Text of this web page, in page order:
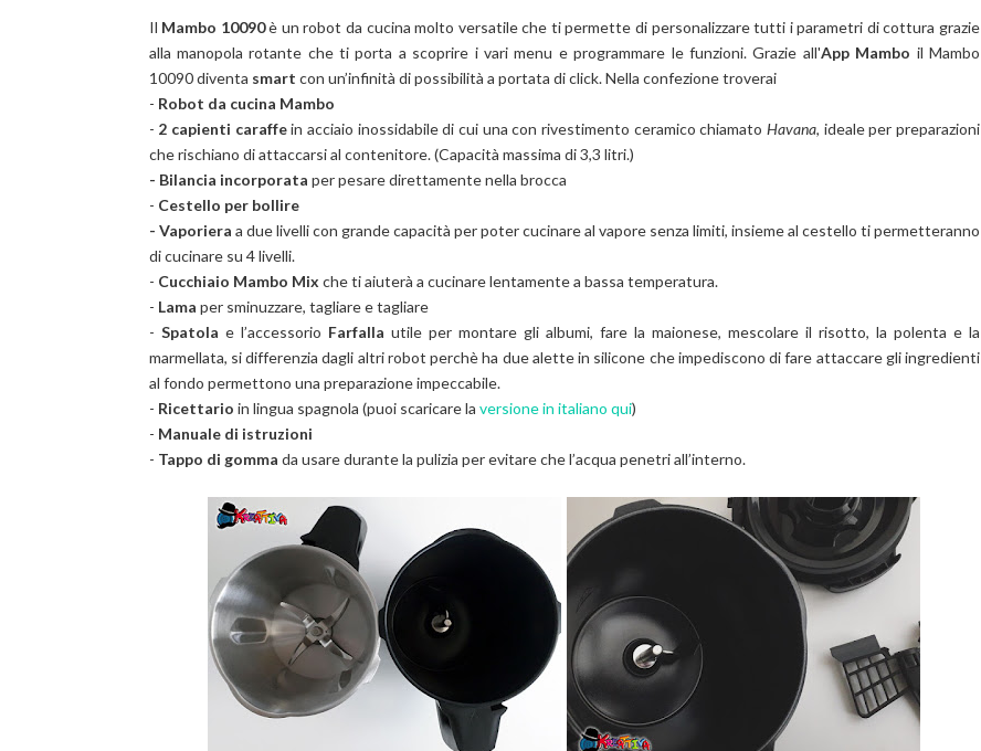
Il Mambo 10090è un robot da cucina molto versatile che ti permette di personalizzare tutti i parametri di cottura grazie
alla manopola rotante che ti porta a scoprire i vari menu e programmare le funzioni. Grazie all'App Mambo il Mambo
10090 diventa smart con un’infinità di possibilità a portata di click. Nella confezione troverai
- Robot da cucina Mambo
- 2 capienti caraffein acciaio inossidabile di cui una con rivestimento ceramico chiamato Havana, ideale per preparazioni
che rischiano di attaccarsi al contenitore. (Capacità massima di 3,3 litri.)
- Bilancia incorporata per pesare direttamente nella brocca
- Cestello per bollire
- Vaporiera a due livelli con grande capacità per poter cucinare al vapore senza limiti, insieme al cestello ti permetteranno
di cucinare su 4 livelli.
- Cucchiaio Mambo Mix che ti aiuterà a cucinare lentamente a bassa temperatura.
- Lama per sminuzzare, tagliare e tagliare
- Spatola e l’accessorio Farfalla utile per montare gli albumi, fare la maionese, mescolare il risotto, la polenta e la
marmellata, si differenzia dagli altri robot perchè ha due alette in silicone che impediscono di fare attaccare gli ingredienti
al fondo permettono una preparazione impeccabile.
- Ricettario in lingua spagnola (puoi scaricare la versione in italiano qui)
- Manuale di istruzioni
- Tappo di gomma da usare durante la pulizia per evitare che l’acqua penetri all’interno.